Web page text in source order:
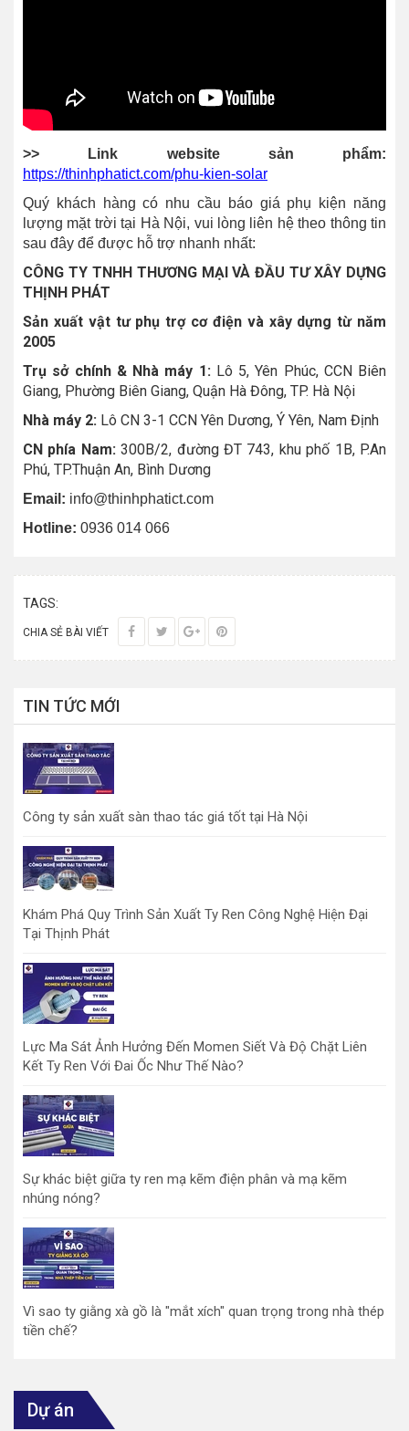
>> Link website sản phẩm:
https://thinhphatict.com/phu-kien-solar
Quý khách hàng có nhu cầu báo giá phụ kiện năng
lượng mặt trời tại Hà Nội, vui lòng liên hệ theo thông tin
sau đây để được hỗ trợ nhanh nhất:
CÔNG TY TNHH THƯƠNG MẠI VÀ ĐẦU TƯ XÂY DỰNG
THỊNH PHÁT
Sản xuất vật tư phụ trợ cơ điện và xây dựng từ năm
2005
Trụ sở chính & Nhà máy 1: Lô 5, Yên Phúc, CCN Biên
Giang, Phường Biên Giang, Quận Hà Đông, TP. Hà Nội
Nhà máy 2: Lô CN 3-1 CCN Yên Dương, Ý Yên, Nam Định
CN phía Nam:300B/2, đường ĐT 743, khu phố 1B, P.An
Phú, TP.Thuận An, Bình Dương
Email: info@thinhphatict.com
Hotline: 0936 014 066
TAGS:
CHIA SẺ BÀI VIẾT
TIN TỨC MỚI
Công ty sản xuất sàn thao tác giá tốt tại Hà Nội
Khám Phá Quy Trình Sản Xuất Ty Ren Công Nghệ Hiện Đại
Tại Thịnh Phát
Lực Ma Sát Ảnh Hưởng Đến Momen Siết Và Độ Chặt Liên
Kết Ty Ren Với Đai Ốc Như Thế Nào?
Sự khác biệt giữa ty ren mạ kẽm điện phân và mạ kẽm
nhúng nóng?
Vì sao ty giằng xà gồ là "mắt xích" quan trọng trong nhà thép
tiền chế?
Dự án